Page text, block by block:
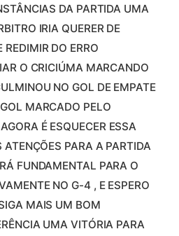
DA PARTIDA UMA
IRIA QUERER DE
DO ERRO
O CRICIÚMA MARCANDO
NO GOL DE EMPATE
MARCADO PELO
É ESQUECER ESSA
ATENÇÕES PARA A PARTIDA
FUNDAMENTAL PARA O
NO G-4 , E ESPERO
MAIS UM BOM
UMA VITÓRIA PARA